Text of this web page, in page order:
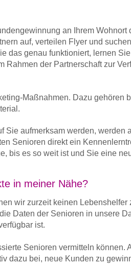
an Ihrem Wohnort
auf, verteilen Flyer und
das genau funktioniert, lernen
Rahmen der Partnerschaft zur
Maßnahmen. Dazu gehören
Sie aufmerksam werden, werden
Senioren direkt ein
bis es so weit ist und Sie eine
in meiner Nähe?
wir zurzeit keinen Lebenshelfer
Daten der Senioren in unsere
ist.
Senioren vermitteln können.
dazu bei, neue Kunden zu